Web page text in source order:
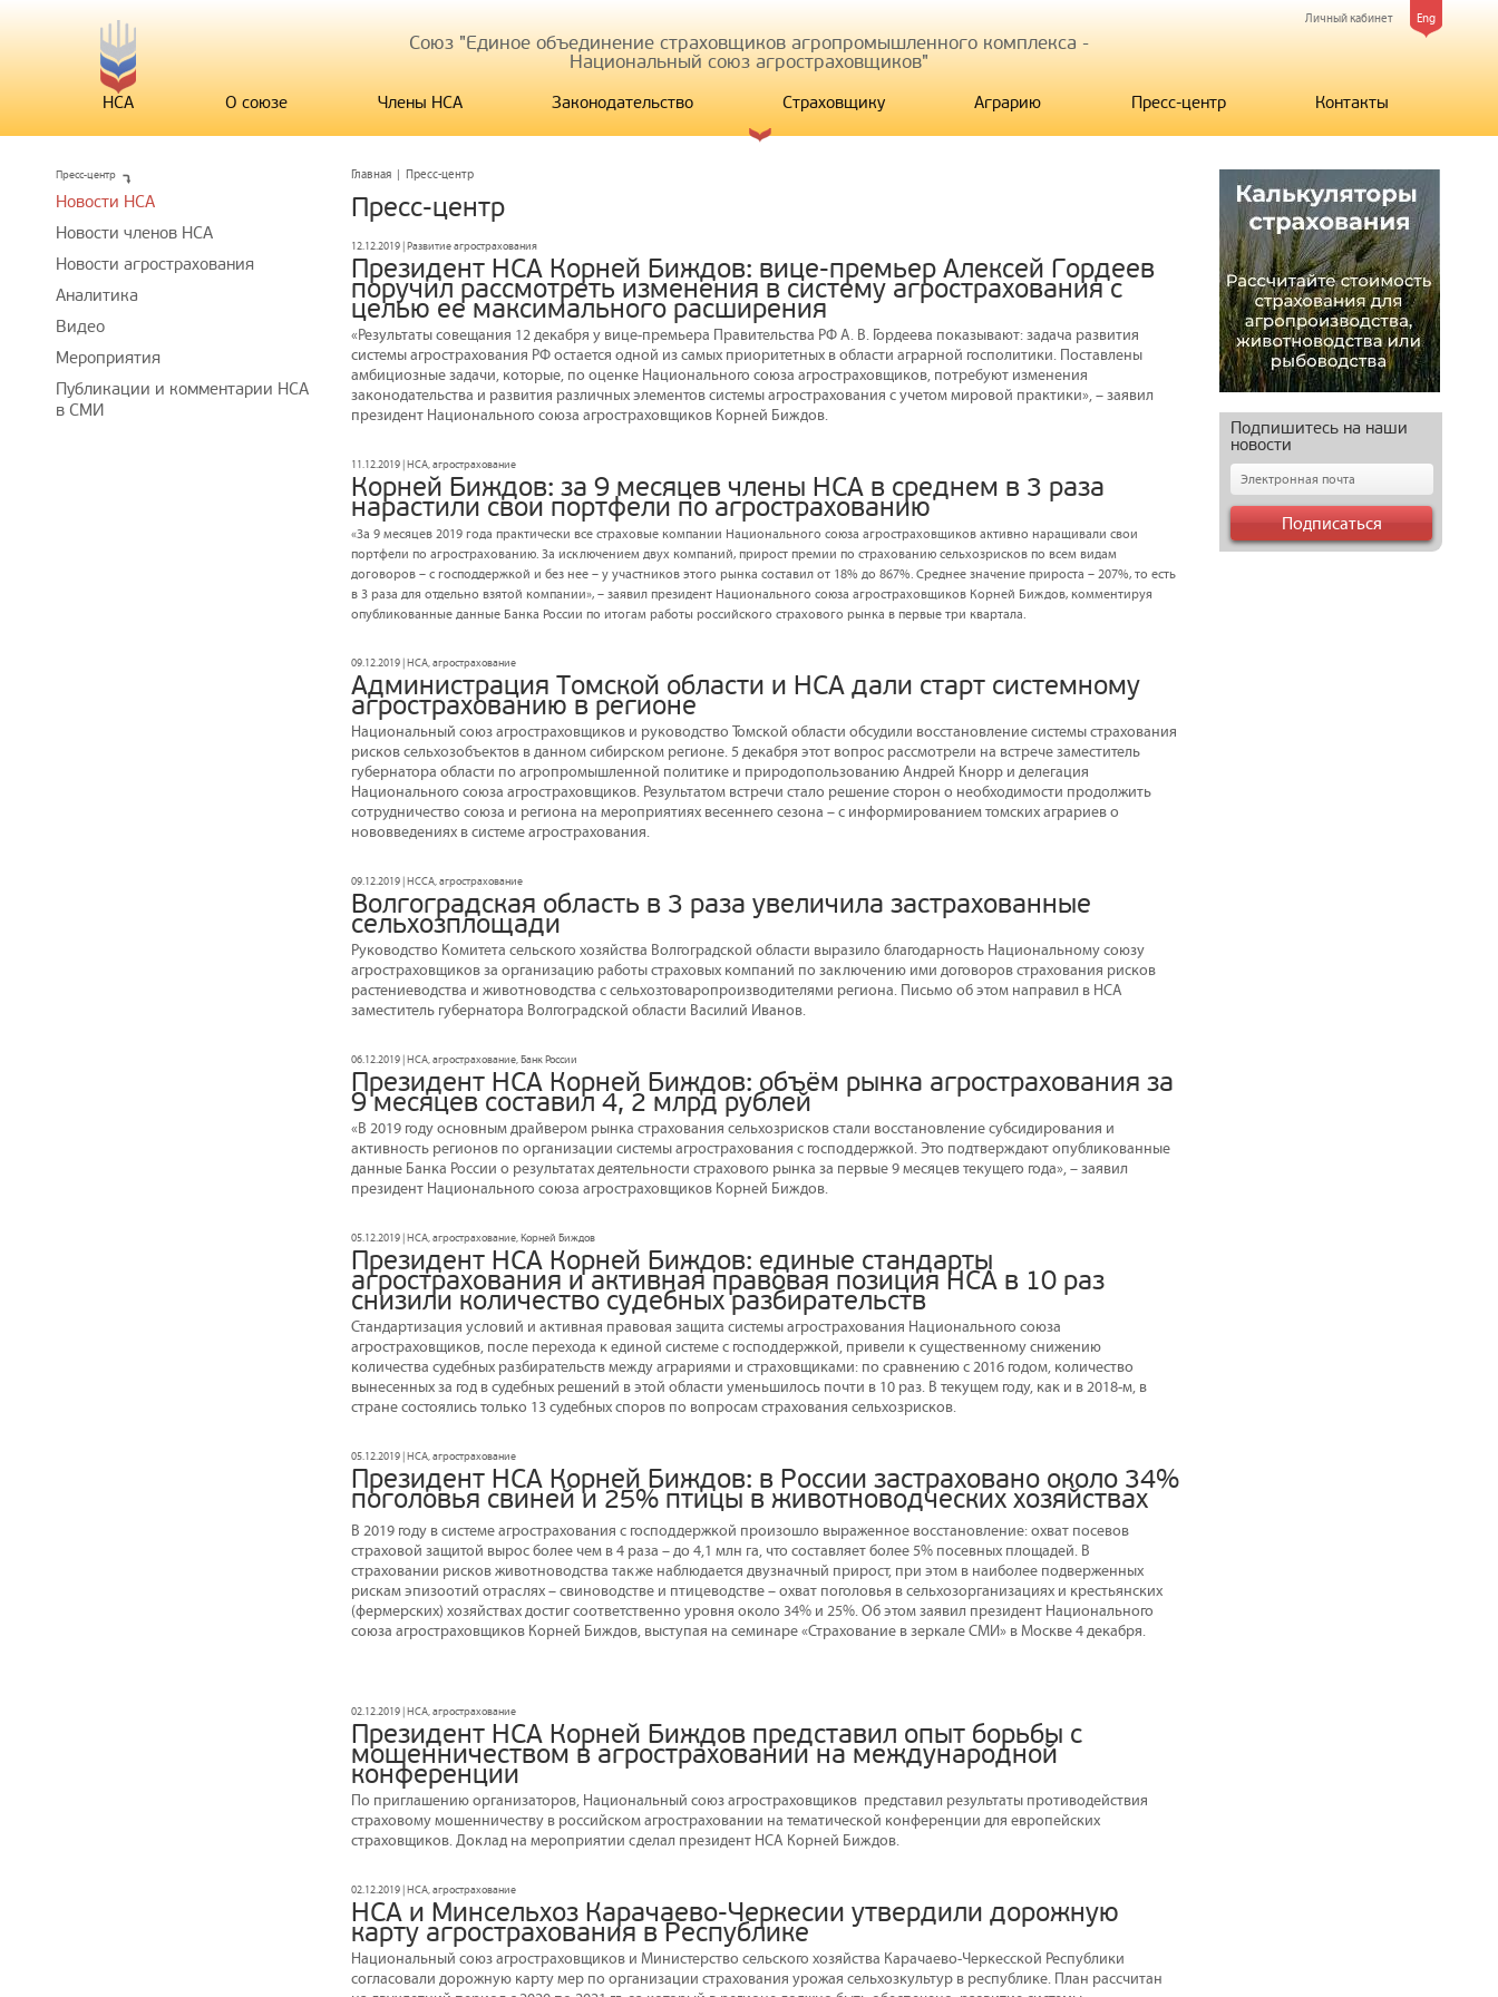
Eng
Личный кабинет
Союз "Единое объединение страховщиков агропромышленного комплекса -
Национальный союз агростраховщиков"
НСА О союзе Члены НСА Законодательство Страховщику Аграрию Пресс-центр Контакты
Главная | Пресс-центр
Пресс-центр
12.12.2019 | Развитие агрострахования
Президент НСА Корней Биждов: вице-премьер Алексей Гордеев
поручил рассмотреть изменения в систему агрострахования с
целью ее максимального расширения
«Результаты совещания 12 декабря у вице-премьера Правительства РФ А. В. Гордеева показывают: задача развития
системы агрострахования РФ остается одной из самых приоритетных в области аграрной госполитики. Поставлены
амбициозные задачи, которые, по оценке Национального союза агростраховщиков, потребуют изменения
законодательства и развития различных элементов системы агрострахования с учетом мировой практики», – заявил
президент Национального союза агростраховщиков Корней Биждов.
11.12.2019 | НСА, агрострахование
Корней Биждов: за 9 месяцев члены НСА в среднем в 3 раза
нарастили свои портфели по агрострахованию
«За 9 месяцев 2019 года практически все страховые компании Национального союза агростраховщиков активно наращивали свои
портфели по агрострахованию. За исключением двух компаний, прирост премии по страхованию сельхозрисков по всем видам
договоров – с господдержкой и без нее – у участников этого рынка составил от 18% до 867%. Среднее значение прироста – 207%, то есть
в 3 раза для отдельно взятой компании», – заявил президент Национального союза агростраховщиков Корней Биждов, комментируя
опубликованные данные Банка России по итогам работы российского страхового рынка в первые три квартала.
09.12.2019 | НСА, агрострахование
Администрация Томской области и НСА дали старт системному
агрострахованию в регионе
Национальный союз агростраховщиков и руководство Томской области обсудили восстановление системы страхования
рисков сельхозобъектов в данном сибирском регионе. 5 декабря этот вопрос рассмотрели на встрече заместитель
губернатора области по агропромышленной политике и природопользованию Андрей Кнорр и делегация
Национального союза агростраховщиков. Результатом встречи стало решение сторон о необходимости продолжить
сотрудничество союза и региона на мероприятиях весеннего сезона – с информированием томских аграриев о
нововведениях в системе агрострахования.
09.12.2019 | НССА, агрострахование
Волгоградская область в 3 раза увеличила застрахованные
сельхозплощади
Руководство Комитета сельского хозяйства Волгоградской области выразило благодарность Национальному союзу
агростраховщиков за организацию работы страховых компаний по заключению ими договоров страхования рисков
растениеводства и животноводства с сельхозтоваропроизводителями региона. Письмо об этом направил в НСА
заместитель губернатора Волгоградской области Василий Иванов.
06.12.2019 | НСА, агрострахование, Банк России
Президент НСА Корней Биждов: объём рынка агрострахования за
9 месяцев составил 4, 2 млрд рублей
«В 2019 году основным драйвером рынка страхования сельхозрисков стали восстановление субсидирования и
активность регионов по организации системы агрострахования с господдержкой. Это подтверждают опубликованные
данные Банка России о результатах деятельности страхового рынка за первые 9 месяцев текущего года», – заявил
президент Национального союза агростраховщиков Корней Биждов.
05.12.2019 | НСА, агрострахование, Корней Биждов
Президент НСА Корней Биждов: единые стандарты
агрострахования и активная правовая позиция НСА в 10 раз
снизили количество судебных разбирательств
Стандартизация условий и активная правовая защита системы агрострахования Национального союза
агростраховщиков, после перехода к единой системе с господдержкой, привели к существенному снижению
количества судебных разбирательств между аграриями и страховщиками: по сравнению с 2016 годом, количество
вынесенных за год в судебных решений в этой области уменьшилось почти в 10 раз. В текущем году, как и в 2018-м, в
стране состоялись только 13 судебных споров по вопросам страхования сельхозрисков.
05.12.2019 | НСА, агрострахование
Президент НСА Корней Биждов: в России застраховано около 34%
поголовья свиней и 25% птицы в животноводческих хозяйствах
В 2019 году в системе агрострахования с господдержкой произошло выраженное восстановление: охват посевов
страховой защитой вырос более чем в 4 раза – до 4,1 млн га, что составляет более 5% посевных площадей. В
страховании рисков животноводства также наблюдается двузначный прирост, при этом в наиболее подверженных
рискам эпизоотий отраслях – свиноводстве и птицеводстве – охват поголовья в сельхозорганизациях и крестьянских
(фермерских) хозяйствах достиг соответственно уровня около 34% и 25%. Об этом заявил президент Национального
союза агростраховщиков Корней Биждов, выступая на семинаре «Страхование в зеркале СМИ» в Москве 4 декабря.
02.12.2019 | НСА, агрострахование
Президент НСА Корней Биждов представил опыт борьбы с
мошенничеством в агростраховании на международной
конференции
По приглашению организаторов, Национальный союз агростраховщиков представил результаты противодействия
страховому мошенничеству в российском агростраховании на тематической конференции для европейских
страховщиков. Доклад на мероприятии сделал президент НСА Корней Биждов.
02.12.2019 | НСА, агрострахование
НСА и Минсельхоз Карачаево-Черкесии утвердили дорожную
карту агрострахования в Республике
Национальный союз агростраховщиков и Министерство сельского хозяйства Карачаево-Черкесской Республики
согласовали дорожную карту мер по организации страхования урожая сельхозкультур в республике. План рассчитан
Пресс-центр
Новости НСА
Новости членов НСА
Новости агрострахования
Аналитика
Видео
Мероприятия
Публикации и комментарии НСА
в СМИ
Подпишитесь на наши
новости